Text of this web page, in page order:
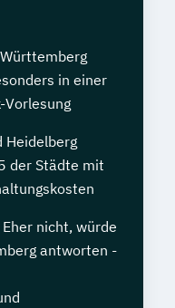
in einer
Heidelberg
der Städte mit
nicht, würde
antworten -